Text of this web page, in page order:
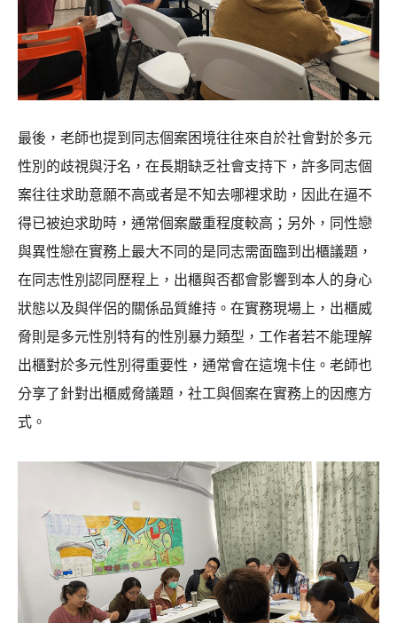
最後，老師也提到同志個案困境往往來自於社會對於多元
性別的歧視與汙名，在長期缺乏社會支持下，許多同志個
案往往求助意願不高或者是不知去哪裡求助，因此在逼不
得已被迫求助時，通常個案嚴重程度較高；另外，同性戀
與異性戀在實務上最大不同的是同志需面臨到出櫃議題，
在同志性別認同歷程上，出櫃與否都會影響到本人的身心
狀態以及與伴侶的關係品質維持。在實務現場上，出櫃威
脅則是多元性別特有的性別暴力類型，工作者若不能理解
出櫃對於多元性別得重要性，通常會在這塊卡住。老師也
分享了針對出櫃威脅議題，社工與個案在實務上的因應方
式。